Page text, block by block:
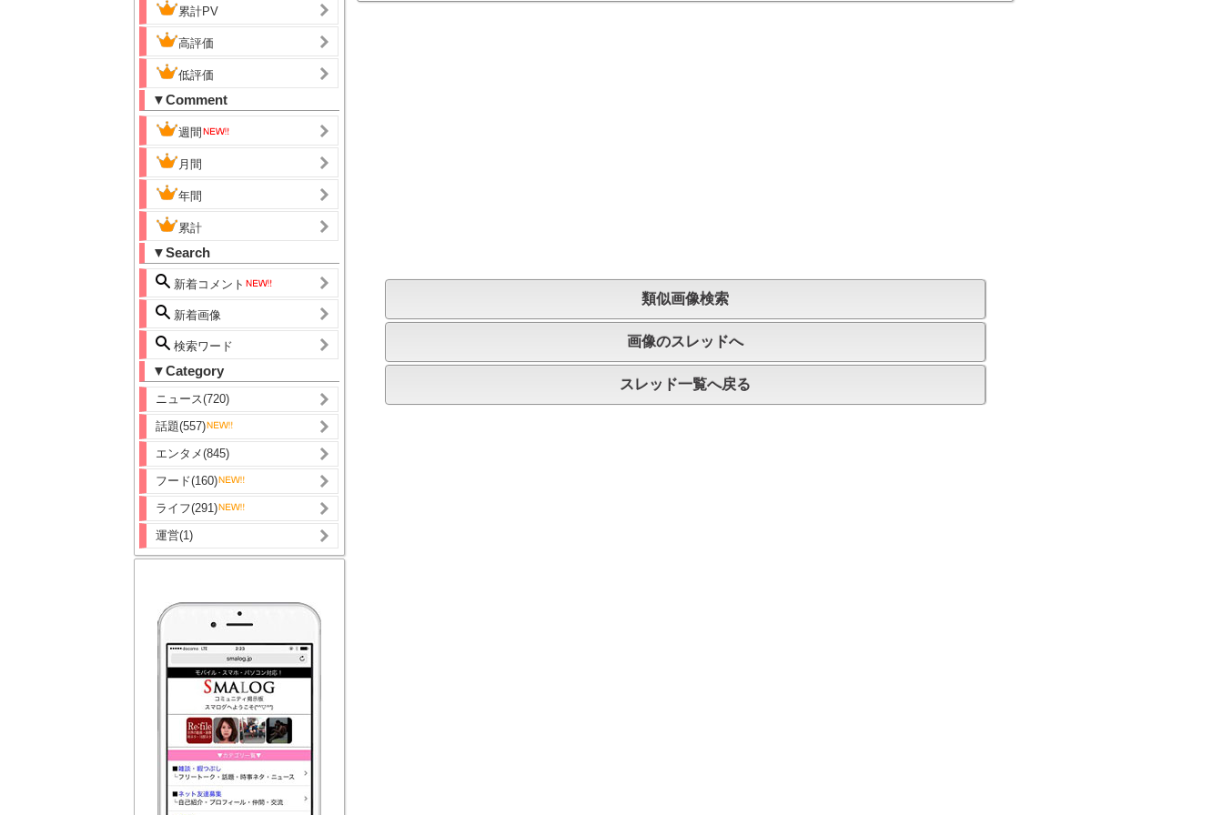
累計PV
高評価
低評価
▼Comment
週間
月間
年間
累計
▼Search
新着コメント
新着画像
検索ワード
▼Category
ニュース(720)
話題(557)
エンタメ(845)
フード(160)
ライフ(291)
運営(1)
類似画像検索
画像のスレッドへ
スレッド一覧へ戻る